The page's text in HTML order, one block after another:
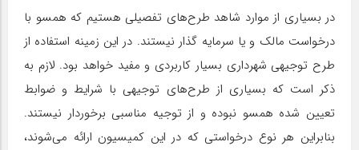
در بسیاری از موارد شاهد طرح‌های تفصیلی هستیم که همسو با
درخواست مالک و یا سرمایه گذار نیستند. در این زمینه استفاده از
طرح توجیهی شهرداری بسیار کاربردی و مفید خواهد بود. لازم به
ذکر است که بسیاری از طرح‌های توجیهی با شرایط و ضوابط
تعیین شده همسو نبوده و از توجیه مناسبی برخوردار نیستند.
بنابراین هر نوع درخواستی که در این کمیسیون ارائه می‌شوند،